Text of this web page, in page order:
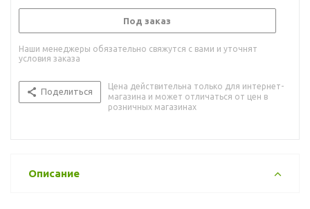
Под заказ
Наши менеджеры обязательно свяжутся с вами и уточнят
условия заказа
Поделиться
Цена действительна только для интернет-
магазина и может отличаться от цен в
розничных магазинах
Описание